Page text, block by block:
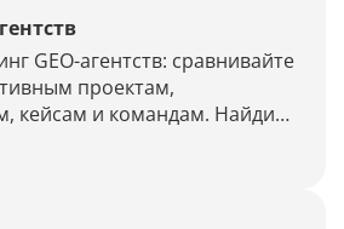
GEO-агентств: сравнивайте
проектам,
кейсам и командам. Найдите
в ChatGPT,
или добавьте своё